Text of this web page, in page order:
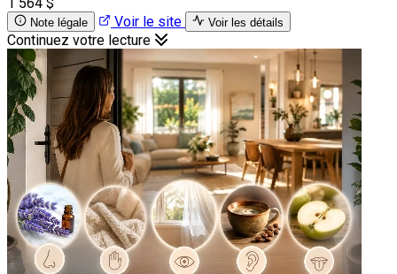
Note légale Voir le site Voir les détails
Continuez votre lecture